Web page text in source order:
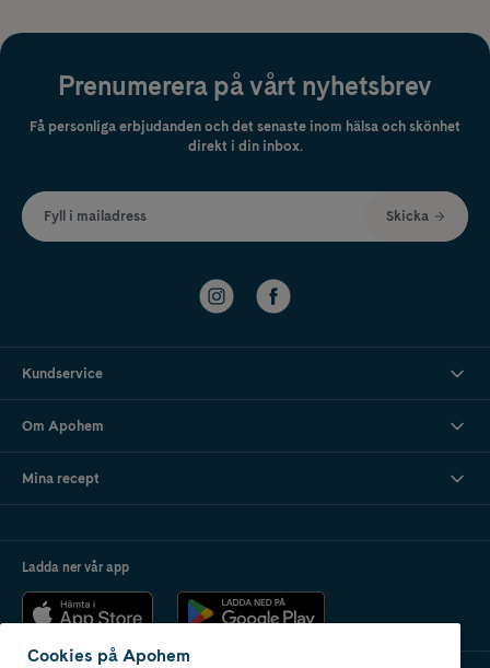
Prenumerera på vårt nyhetsbrev
Få personliga erbjudanden och det senaste inom hälsa och skönhet
direkt i din inbox.
Fyll i mailadress Skicka
Kundservice
Om Apohem
Mina recept
Ladda ner vår app
Cookies på Apohem